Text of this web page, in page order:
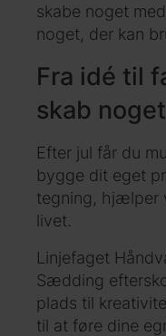
skabe noget
noget, der kan
Fra idé til
skab
Efter jul får du
bygge dit eget
tegning, hjælper
livet.
Linjefaget
Sædding
plads til
til at føre dine